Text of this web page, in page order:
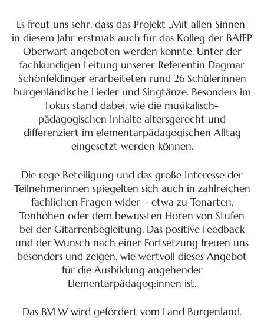
Es freut uns sehr, dass das Projekt „Mit allen Sinnen“
in diesem Jahr erstmals auch für das Kolleg der BAfEP
Oberwart angeboten werden konnte. Unter der
fachkundigen Leitung unserer Referentin Dagmar
Schönfeldinger erarbeiteten rund 26 Schülerinnen
burgenländische Lieder und Singtänze. Besonders im
Fokus stand dabei, wie die musikalisch-
pädagogischen Inhalte altersgerecht und
differenziert im elementarpädagogischen Alltag
eingesetzt werden können.
Die rege Beteiligung und das große Interesse der
Teilnehmerinnen spiegelten sich auch in zahlreichen
fachlichen Fragen wider – etwa zu Tonarten,
Tonhöhen oder dem bewussten Hören von Stufen
bei der Gitarrenbegleitung. Das positive Feedback
und der Wunsch nach einer Fortsetzung freuen uns
besonders und zeigen, wie wertvoll dieses Angebot
für die Ausbildung angehender
Elementarpädagog:innen ist.
Das BVLW wird gefördert vom Land Burgenland.